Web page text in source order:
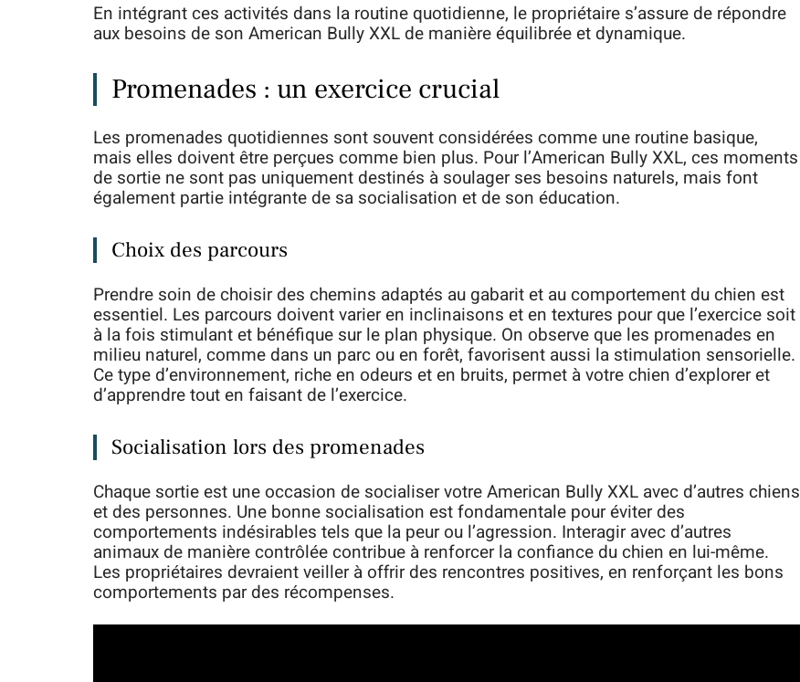
En intégrant ces activités dans la routine quotidienne, le propriétaire s’assure de répondre
aux besoins de son American Bully XXL de manière équilibrée et dynamique.
Promenades : un exercice crucial
Les promenades quotidiennes sont souvent considérées comme une routine basique,
mais elles doivent être perçues comme bien plus. Pour l’American Bully XXL, ces moments
de sortie ne sont pas uniquement destinés à soulager ses besoins naturels, mais font
également partie intégrante de sa socialisation et de son éducation.
Choix des parcours
Prendre soin de choisir des chemins adaptés au gabarit et au comportement du chien est
essentiel. Les parcours doivent varier en inclinaisons et en textures pour que l’exercice soit
à la fois stimulant et bénéfique sur le plan physique. On observe que les promenades en
milieu naturel, comme dans un parc ou en forêt, favorisent aussi la stimulation sensorielle.
Ce type d’environnement, riche en odeurs et en bruits, permet à votre chien d’explorer et
d’apprendre tout en faisant de l’exercice.
Socialisation lors des promenades
Chaque sortie est une occasion de socialiser votre American Bully XXL avec d’autres chiens
et des personnes. Une bonne socialisation est fondamentale pour éviter des
comportements indésirables tels que la peur ou l’agression. Interagir avec d’autres
animaux de manière contrôlée contribue à renforcer la confiance du chien en lui-même.
Les propriétaires devraient veiller à offrir des rencontres positives, en renforçant les bons
comportements par des récompenses.